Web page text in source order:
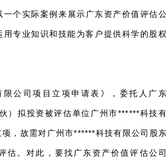
一个实际案例来展示广东资产价值评估
专业知识和技能为客户提供科学的股
公司项目立项申请表》，委托人广
）拟投资被评估单位广州市******科技
，故需对广州市******科技有限公司股
估。对此，要找广东资产价值评估公